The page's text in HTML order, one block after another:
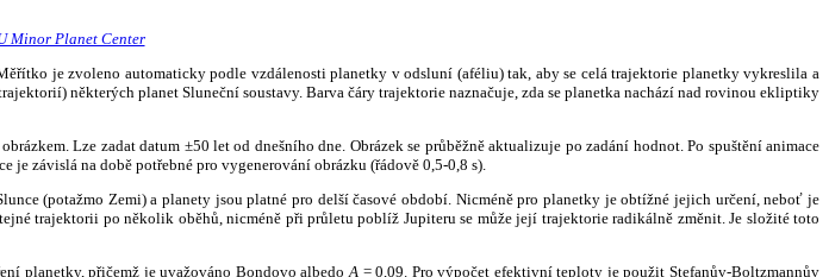
Minor Planet Center
je zvoleno automaticky podle vzdálenosti planetky v odsluní (aféliu) tak, aby se celá trajektorie planetky vykreslila a
některých planet Sluneční soustavy. Barva čáry trajektorie naznačuje, zda se planetka nachází nad rovinou ekliptiky
Lze zadat datum ±50 let od dnešního dne. Obrázek se průběžně aktualizuje po zadání hodnot. Po spuštění animace
závislá na době potřebné pro vygenerování obrázku (řádově 0,5-0,8 s).
(potažmo Zemi) a planety jsou platné pro delší časové období. Nicméně pro planetky je obtížné jejich určení, neboť je
trajektorii po několik oběhů, nicméně při průletu poblíž Jupiteru se může její trajektorie radikálně změnit. Je složité toto
planetky, přičemž je uvažováno Bondovo albedo A = 0,09. Pro výpočet efektivní teploty je použit Stefanův-Boltzmannův